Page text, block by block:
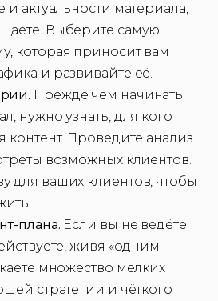
и актуальности материала,
Выберите самую
которая приносит вам
и развивайте её.
Прежде чем начинать
нужно узнать, для кого
контент. Проведите анализ
возможных клиентов.
для ваших клиентов, чтобы
плана. Если вы не ведёте
живя «одним
множество мелких
стратегии и чёткого